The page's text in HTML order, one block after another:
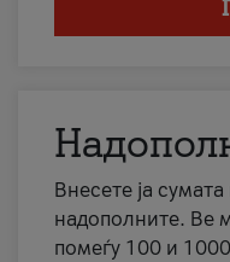
Внесете ја сумата
надополните. Ве
помеѓу 100 и